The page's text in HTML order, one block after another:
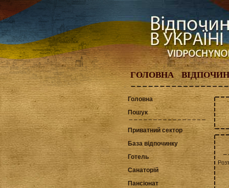
ГОЛОВНА
Головна
Пошук
Приватний сектор
База відпочинку
Готель
Санаторій
Пансіонат